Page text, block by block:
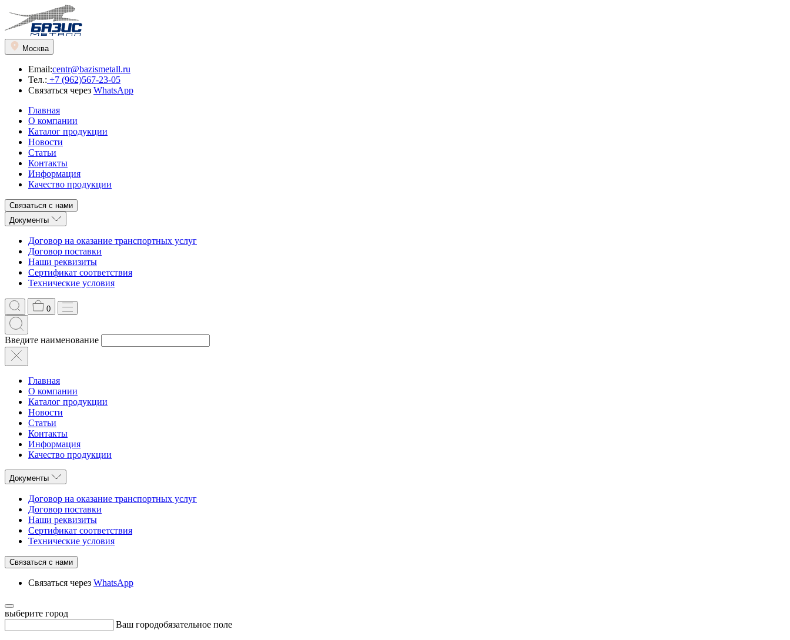
Москва
Email:centr@bazismetall.ru
Тел.: +7 (962)567-23-05
Связаться через WhatsApp
Главная
О компании
Каталог продукции
Новости
Статьи
Контакты
Информация
Качество продукции
Связаться с нами
Документы
Договор на оказание транспортных услуг
Договор поставки
Наши реквизиты
Сертификат соответствия
Технические условия
0
Введите наименование
Главная
О компании
Каталог продукции
Новости
Статьи
Контакты
Информация
Качество продукции
Документы
Договор на оказание транспортных услуг
Договор поставки
Наши реквизиты
Сертификат соответствия
Технические условия
Связаться с нами
Связаться через WhatsApp
выберите город
Ваш городобязательное поле